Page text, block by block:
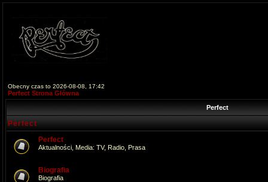
Obecny czas to 2026-08-08, 17:42
Perfect Strona Główna
Perfect
Perfect
Perfect
Aktualności, Media: TV, Radio, Prasa
Biografia
Biografia